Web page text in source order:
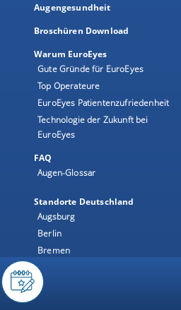
Augengesundheit
Broschüren Download
Warum EuroEyes
Gute Gründe für EuroEyes
Top Operateure
EuroEyes Patientenzufriedenheit
Technologie der Zukunft bei
EuroEyes
FAQ
Augen-Glossar
Standorte Deutschland
Augsburg
Berlin
Bremen
Dresden
Düsseldorf